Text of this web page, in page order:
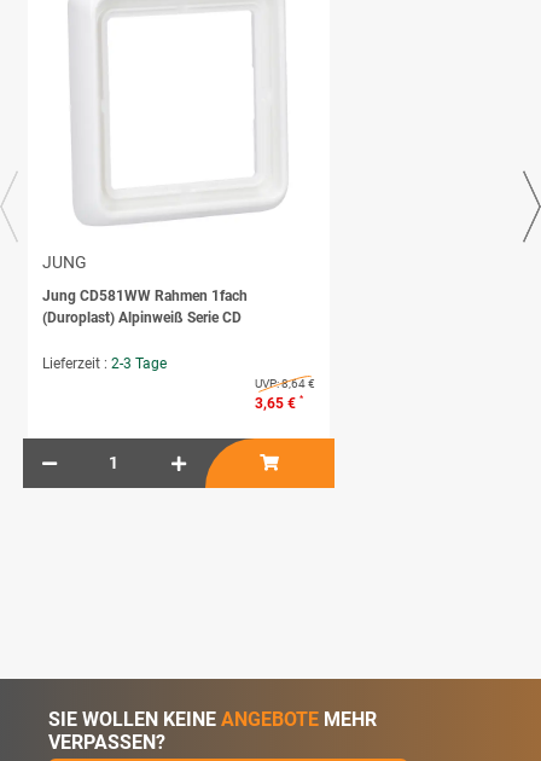
JUNG
Jung CD581WW Rahmen 1fach
(Duroplast) Alpinweiß Serie CD
Lieferzeit : 2-3 Tage
UVP:8,64 €
3,65 € *
SIE WOLLEN KEINE ANGEBOTE MEHR
VERPASSEN?